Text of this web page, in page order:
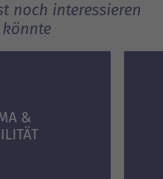
noch interessieren
könnte
&